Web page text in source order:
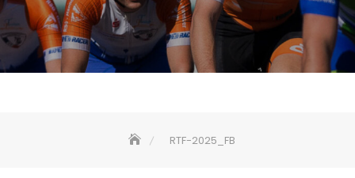
RTF-2025_FB